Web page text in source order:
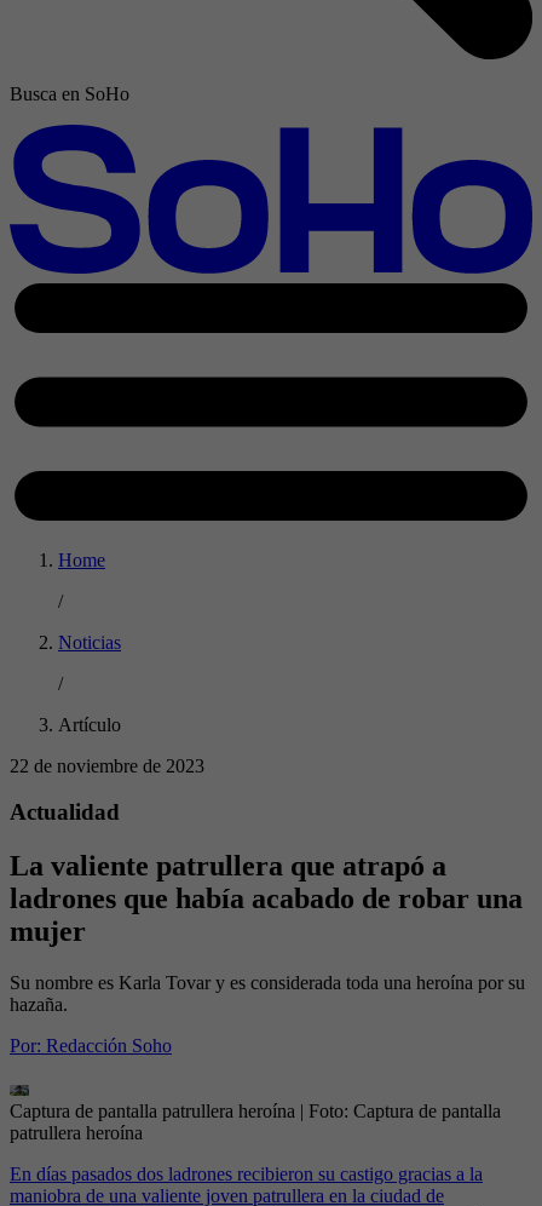
Busca en SoHo
Home
/
Noticias
/
Artículo
22 de noviembre de 2023
Actualidad
La valiente patrullera que atrapó a
ladrones que había acabado de robar una
mujer
Su nombre es Karla Tovar y es considerada toda una heroína por su
hazaña.
Por: Redacción Soho
Captura de pantalla patrullera heroína | Foto: Captura de pantalla
patrullera heroína
En días pasados dos ladrones recibieron su castigo gracias a la
maniobra de una valiente joven patrullera en la ciudad de